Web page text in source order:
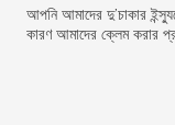
আপনি আমাদের দু’চাকার
কারণ আমাদের ক্লেম করার